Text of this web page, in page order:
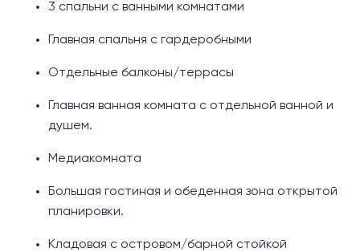
3 спальни с ванными комнатами
Главная спальня с гардеробными
Отдельные балконы/террасы
Главная ванная комната с отдельной ванной и
душем.
Медиакомната
Большая гостиная и обеденная зона открытой
планировки.
Кладовая с островом/барной стойкой